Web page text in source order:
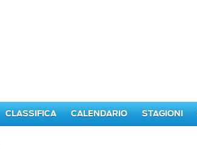
CLASSIFICA CALENDARIO STAGIONI